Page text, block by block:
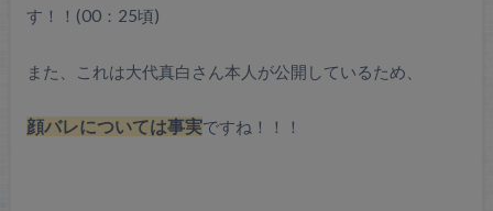
す！！(00：25頃)
また、これは大代真白さん本人が公開しているため、
顔バレについては事実ですね！！！